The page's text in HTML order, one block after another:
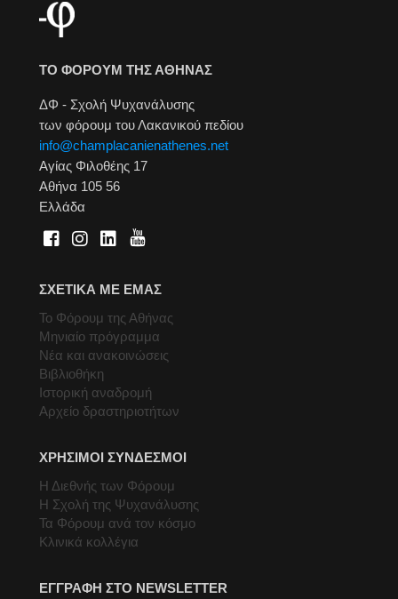
ΤΟ ΦΟΡΟΥΜ ΤΗΣ ΑΘΗΝΑΣ
ΔΦ - Σχολή Ψυχανάλυσης
των φόρουμ του Λακανικού πεδίου
info@champlacanienathenes.net
Αγίας Φιλοθέης 17
Αθήνα 105 56
Ελλάδα
ΣΧΕΤΙΚΑ ΜΕ ΕΜΑΣ
Το Φόρουμ της Αθήνας
Μηνιαίο πρόγραμμα
Νέα και ανακοινώσεις
Βιβλιοθήκη
Ιστορική αναδρομή
Αρχείο δραστηριοτήτων
ΧΡΗΣΙΜΟΙ ΣΥΝΔΕΣΜΟΙ
Η Διεθνής των Φόρουμ
Η Σχολή της Ψυχανάλυσης
Τα Φόρουμ ανά τον κόσμο
Κλινικά κολλέγια
ΕΓΓΡΑΦΗ ΣΤΟ NEWSLETTER